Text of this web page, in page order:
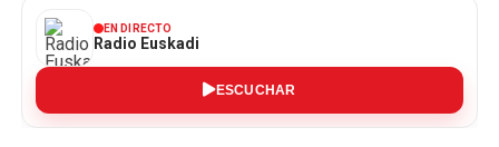
EN DIRECTO
Radio Euskadi
ESCUCHAR